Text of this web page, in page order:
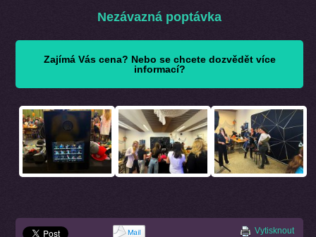
Nezávazná poptávka
Zajímá Vás cena? Nebo se chcete dozvědět více
informací?
Vytisknout